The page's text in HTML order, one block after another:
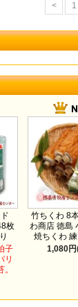
< 1
枚
子
リ
竹ちくわ 8
わ商店 徳島
焼ちくわ
1,080